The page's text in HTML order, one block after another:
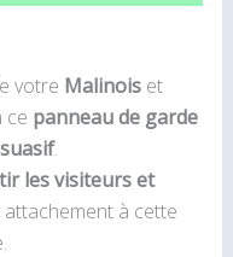
votre Malinoiset
ce panneau de garde
.
les visiteurs et
à cette